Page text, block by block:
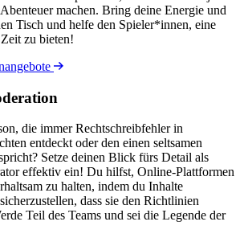
machen. Bring deine Energie und
Tisch und helfe den Spieler*innen, eine
zu bieten!
die immer Rechtschreibfehler in
entdeckt oder den einen seltsamen
Setze deinen Blick fürs Detail als
effektiv ein! Du hilfst, Online-Plattformen
zu halten, indem du Inhalte
dass sie den Richtlinien
Teil des Teams und sei die Legende der